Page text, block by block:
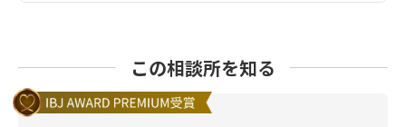
この相談所を知る